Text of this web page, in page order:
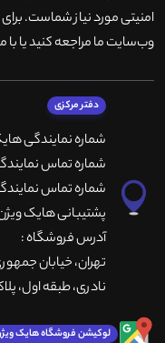
امنیتی مورد نیاز شماست.
وب‌سایت ما مراجعه کنید یا با
دفتر مرکزی
شماره نمایندگی
شماره تماس نمایندگی: 66764266-66764236-
شماره تماس نمایندگی: 66735544-66739116-
پشتیبانی هایک ویژن:
آدرس فروشگاه :
تهران، خيابان
نادری، طبقه اول، پلاک 1 ،فروشگاه
لوکیشن فروشگاه هایک